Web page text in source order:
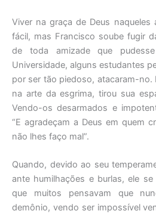
Viver na graça de Deus naqueles
fácil, mas Francisco soube fugir
de toda amizade que
Universidade, alguns estudantes
por ser tão piedoso, atacaram-no.
na arte da esgrima, tirou sua
Vendo-os desarmados e
“E agradeçam a Deus em quem
não lhes faço mal”.
Quando, devido ao seu
ante humilhações e burlas, ele
que muitos pensavam que
demônio, vendo ser impossível